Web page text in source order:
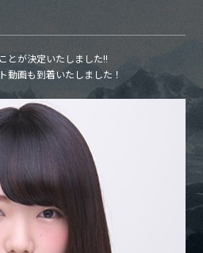
とが決定いたしました!!
動画も到着いたしました！